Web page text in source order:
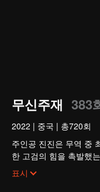
무신주재 383
2022 | 중국 | 총720회
주인공 진진은 무역 중
한 고검의 힘을 촉발했
300년 후, 천무 대륙의
옛날의 강자 신화를 되
표시